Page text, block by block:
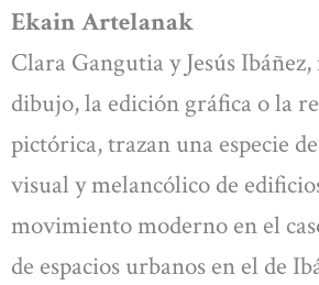
Ekain Artelanak
Clara Gangutia y Jesús
dibujo, la edición gráfica o la
pictórica, trazan una especie
visual y melancólico de
movimiento moderno en el
de espacios urbanos en el de